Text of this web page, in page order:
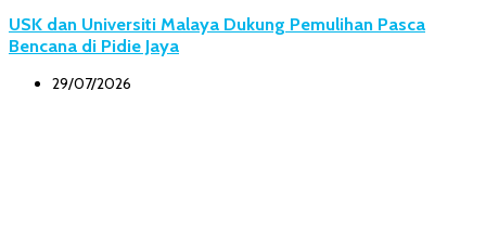
USK dan Universiti Malaya Dukung Pemulihan Pasca
Bencana di Pidie Jaya
29/07/2026